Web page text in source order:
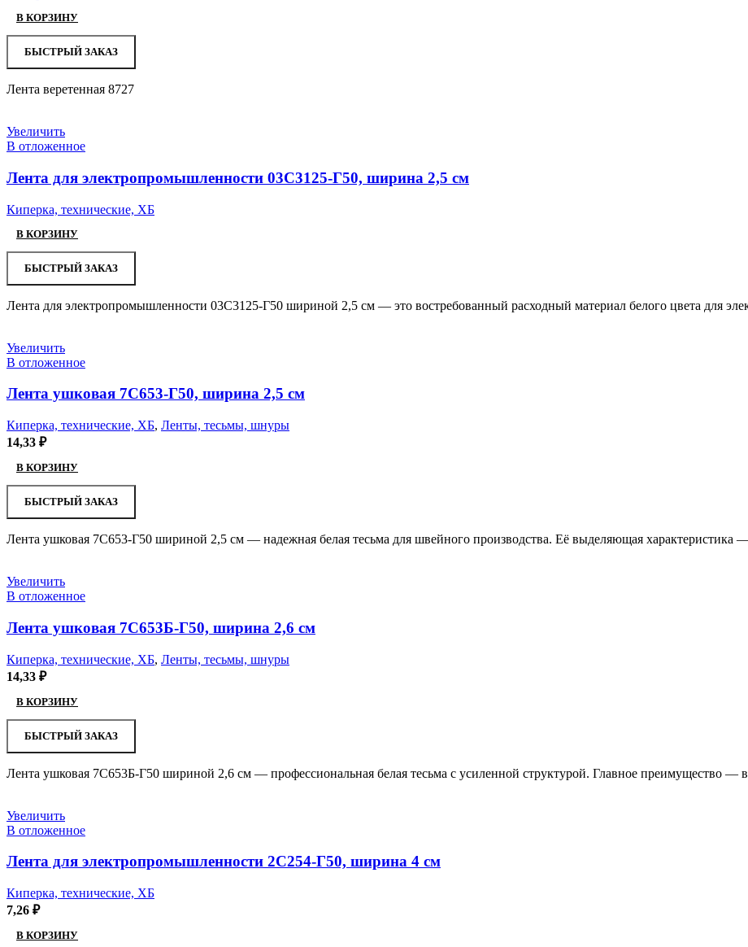
В КОРЗИНУ
БЫСТРЫЙ ЗАКАЗ
Лента веретенная 8727
Увеличить
В отложенное
Лента для электропромышленности 03С3125-Г50, ширина 2,5 см
Киперка, технические, ХБ
В КОРЗИНУ
БЫСТРЫЙ ЗАКАЗ
Лента для электропромышленности 03С3125-Г50 шириной 2,5 см — это востребованный расходный материал белого цвета для
Увеличить
В отложенное
Лента ушковая 7С653-Г50, ширина 2,5 см
Киперка, технические, ХБ, Ленты, тесьмы, шнуры
14,33 ₽
В КОРЗИНУ
БЫСТРЫЙ ЗАКАЗ
Лента ушковая 7С653-Г50 шириной 2,5 см — надежная белая тесьма для швейного производства. Её выделяющая характеристика
Увеличить
В отложенное
Лента ушковая 7С653Б-Г50, ширина 2,6 см
Киперка, технические, ХБ, Ленты, тесьмы, шнуры
14,33 ₽
В КОРЗИНУ
БЫСТРЫЙ ЗАКАЗ
Лента ушковая 7С653Б-Г50 шириной 2,6 см — профессиональная белая тесьма с усиленной структурой. Главное преимущество —
Увеличить
В отложенное
Лента для электропромышленности 2С254-Г50, ширина 4 см
Киперка, технические, ХБ
7,26 ₽
В КОРЗИНУ